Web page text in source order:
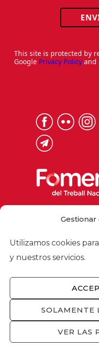
Utilizamos cookies
y nuestros servicios.
SOLAMENTE
VER LAS
This site is protected by
Google Privacy Policy and
© 2026 -
de privacidad